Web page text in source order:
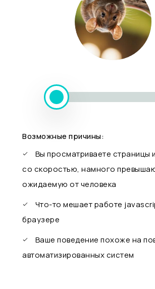
Возможные причины:
Вы просматриваете страницы
со скоростью, намного
ожидаемую от человека
Что-то мешает работе
браузере
Ваше поведение похоже на
автоматизированных систем